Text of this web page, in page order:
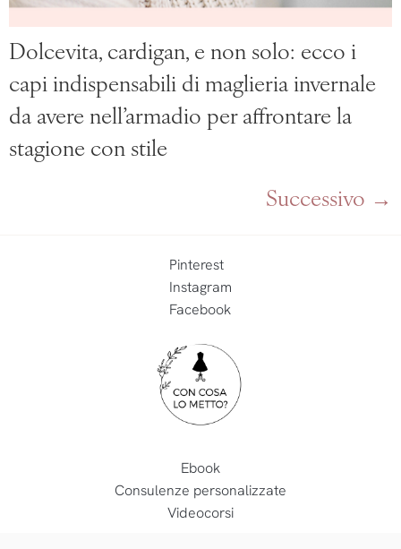
Dolcevita, cardigan, e non solo: ecco i
capi indispensabili di maglieria invernale
da avere nell’armadio per affrontare la
stagione con stile
Successivo →
Ebook
Consulenze personalizzate
Videocorsi
Pinterest
Instagram
Facebook